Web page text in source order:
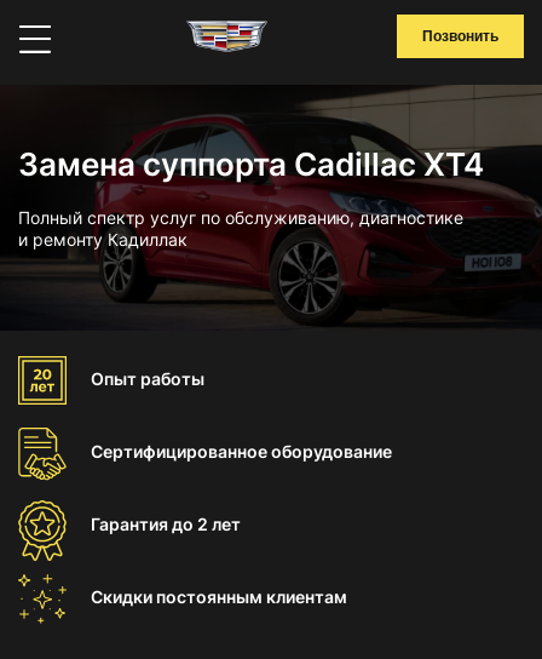
Позвонить
Замена суппорта Cadillac XT4
Полный спектр услуг по обслуживанию, диагностике
и ремонту Кадиллак
Опыт работы
Сертифицированноеоборудование
Гарантиядо 2 лет
Скидки постоянным клиентам